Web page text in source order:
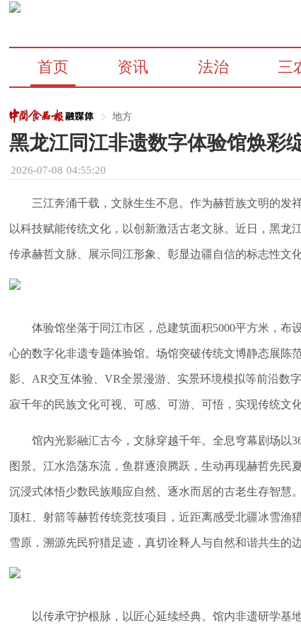
首页 资讯 法治 三
地方
黑龙江同江非遗数字体验馆焕彩
2026-07-08 04:55:20
三江奔涌千载，文脉生生不息。作为赫哲族文明的发
以科技赋能传统文化，以创新激活古老文脉。近日，黑
传承赫哲文脉、展示同江形象、彰显边疆自信的标志性文化
体验馆坐落于同江市区，总建筑面积5000平方米，布
心的数字化非遗专题体验馆。场馆突破传统文博静态展陈
影、AR交互体验、VR全景漫游、实景环境模拟等前沿数
寂千年的民族文化可视、可感、可游、可悟，实现传统文
馆内光影融汇古今，文脉穿越千年。全息穹幕剧场以
图景。江水浩荡东流，鱼群逐浪腾跃，生动再现赫哲先民
沉浸式体悟少数民族顺应自然、逐水而居的古老生存智慧
顶杠、射箭等赫哲传统竞技项目，近距离感受北疆冰雪渔
雪原，溯源先民狩猎足迹，真切诠释人与自然和谐共生的
以传承守护根脉，以匠心延续经典。馆内非遗研学